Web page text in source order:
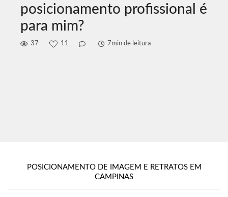
posicionamento profissional é
para mim?
37 11 7min de leitura
POSICIONAMENTO DE IMAGEM E RETRATOS EM
CAMPINAS